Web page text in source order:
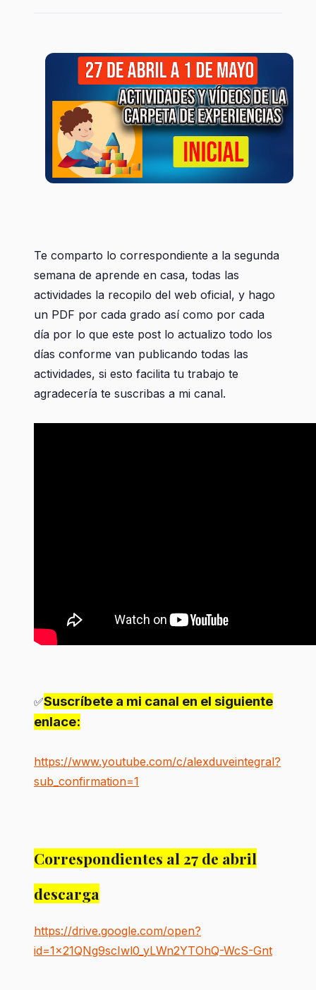
Te comparto lo correspondiente a la segunda
semana de aprende en casa, todas las
actividades la recopilo del web oficial, y hago
un PDF por cada grado así como por cada
día por lo que este post lo actualizo todo los
días conforme van publicando todas las
actividades, si esto facilita tu trabajo te
agradecería te suscribas a mi canal.
✅Suscríbete a mi canal en el siguiente
enlace:
https://www.youtube.com/c/alexduveintegral?
sub_confirmation=1
Correspondientes al 27 de abril
descarga
https://drive.google.com/open?
id=1x21QNg9scIwl0_yLWn2YTOhQ-WcS-Gnt